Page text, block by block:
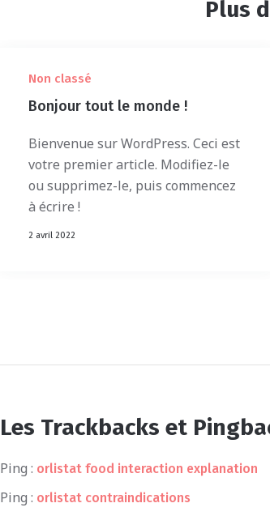
Plus
Non classé
Bonjour tout le monde !
Bienvenue sur WordPress. Ceci est
votre premier article. Modifiez-le
ou supprimez-le, puis commencez
à écrire !
2 avril 2022
Les Trackbacks et
Ping : orlistat food interaction explanation
Ping : orlistat contraindications